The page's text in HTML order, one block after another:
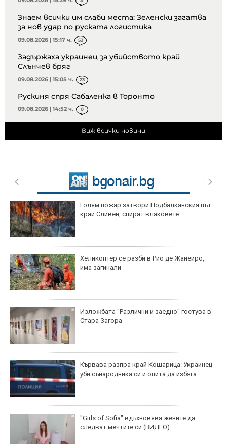
Знаем всички им слаби места: Зеленски загатва
за нов удар по руската логистика
09.08.2026 | 15:17 ч. 53
Задържаха украинец за убийството край
Слънчев бряг
09.08.2026 | 15:05 ч. 23
Рускиня спря Сабаленка в Торонто
09.08.2026 | 14:52 ч. 0
Виж всички новини
Голям пожар затвори Подбалканския път
край Сливен, спират влаковете
Хеликоптер се разби в Рио де Жанейро,
има загинали
Изложбата "Различни и заедно" гостува в
Стара Загора
Кървава разпра край Кошарица: Украинец
уби сънародника си и опита да избяга
"Girls of Sofia" вдъхновява жените да
следват мечтите си (ВИДЕО)